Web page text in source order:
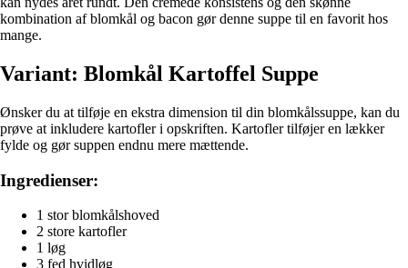
kombination af blomkål og bacon gør denne suppe til en favorit hos
mange.
Variant: Blomkål Kartoffel Suppe
Ønsker du at tilføje en ekstra dimension til din blomkålssuppe, kan du
prøve at inkludere kartofler i opskriften. Kartofler tilføjer en lækker
fylde og gør suppen endnu mere mættende.
Ingredienser:
1 stor blomkålshoved
2 store kartofler
1 løg
3 fed hvidløg